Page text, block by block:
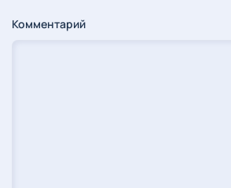
Комментарий